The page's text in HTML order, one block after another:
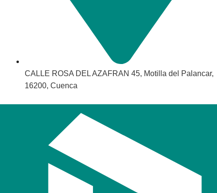
CALLE ROSA DEL AZAFRAN 45, Motilla del Palancar,
16200, Cuenca